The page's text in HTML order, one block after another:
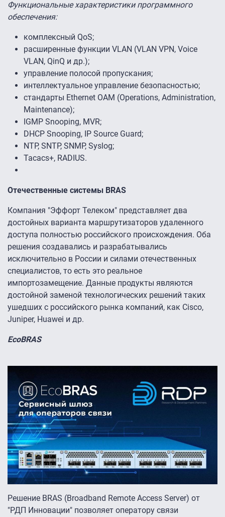
Функциональные характеристики программного
обеспечения:
комплексный QoS;
расширенные функции VLAN (VLAN VPN, Voice
VLAN, QinQ и др.);
управление полосой пропускания;
интеллектуальное управление безопасностью;
стандарты Ethernet OAM (Operations, Administration,
Maintenance);
IGMP Snooping, MVR;
DHCP Snooping, IP Source Guard;
NTP, SNTP, SNMP, Syslog;
Tacacs+, RADIUS.
Отечественные системы BRAS
Компания "Эффорт Телеком" представляет два
достойных варианта маршрутизаторов удаленного
доступа полностью российского происхождения. Оба
решения создавались и разрабатывались
исключительно в России и силами отечественных
специалистов, то есть это реальное
импортозамещение. Данные продукты являются
достойной заменой технологических решений таких
ушедших с российского рынка компаний, как Cisco,
Juniper, Huawei и др.
EcoBRAS
Решение BRAS (Broadband Remote Access Server) от
"РДП Инновации" позволяет оператору связи